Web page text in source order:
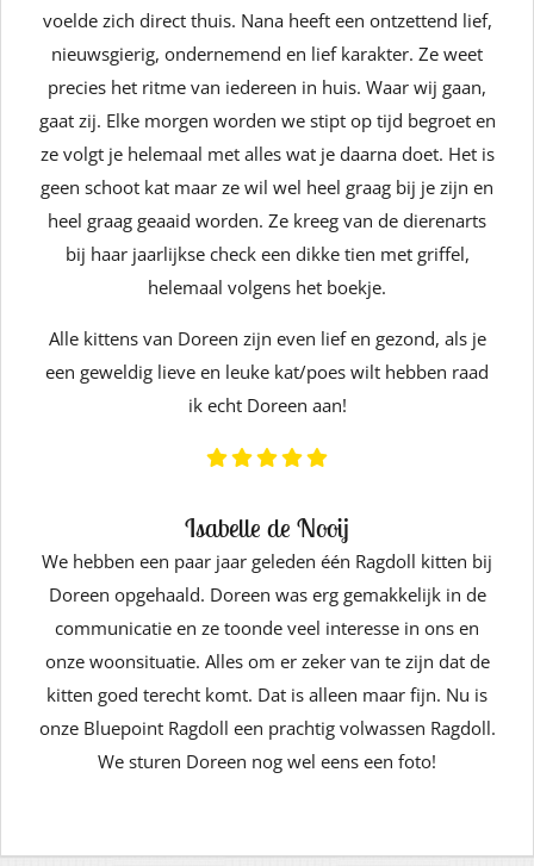
voelde zich direct thuis. Nana heeft een ontzettend lief,
nieuwsgierig, ondernemend en lief karakter. Ze weet
precies het ritme van iedereen in huis. Waar wij gaan,
gaat zij. Elke morgen worden we stipt op tijd begroet en
ze volgt je helemaal met alles wat je daarna doet. Het is
geen schoot kat maar ze wil wel heel graag bij je zijn en
heel graag geaaid worden. Ze kreeg van de dierenarts
bij haar jaarlijkse check een dikke tien met griffel,
helemaal volgens het boekje.
Alle kittens van Doreen zijn even lief en gezond, als je
een geweldig lieve en leuke kat/poes wilt hebben raad
ik echt Doreen aan!
Isabelle de Nooij
We hebben een paar jaar geleden één Ragdoll kitten bij
Doreen opgehaald. Doreen was erg gemakkelijk in de
communicatie en ze toonde veel interesse in ons en
onze woonsituatie. Alles om er zeker van te zijn dat de
kitten goed terecht komt. Dat is alleen maar fijn. Nu is
onze Bluepoint Ragdoll een prachtig volwassen Ragdoll.
We sturen Doreen nog wel eens een foto!